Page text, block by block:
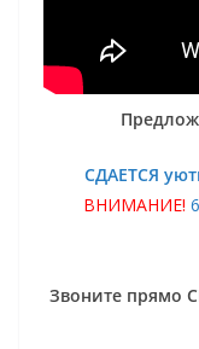
СДАЕТСЯ
ВНИМАНИЕ!
Звоните прямо